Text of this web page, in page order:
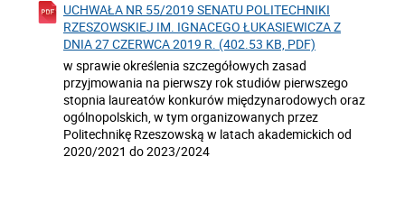
UCHWAŁA NR 55/2019 SENATU POLITECHNIKI
RZESZOWSKIEJ IM. IGNACEGO ŁUKASIEWICZA Z
DNIA 27 CZERWCA 2019 R. (402.53 KB, PDF)
w sprawie określenia szczegółowych zasad
przyjmowania na pierwszy rok studiów pierwszego
stopnia laureatów konkurów międzynarodowych oraz
ogólnopolskich, w tym organizowanych przez
Politechnikę Rzeszowską w latach akademickich od
2020/2021 do 2023/2024